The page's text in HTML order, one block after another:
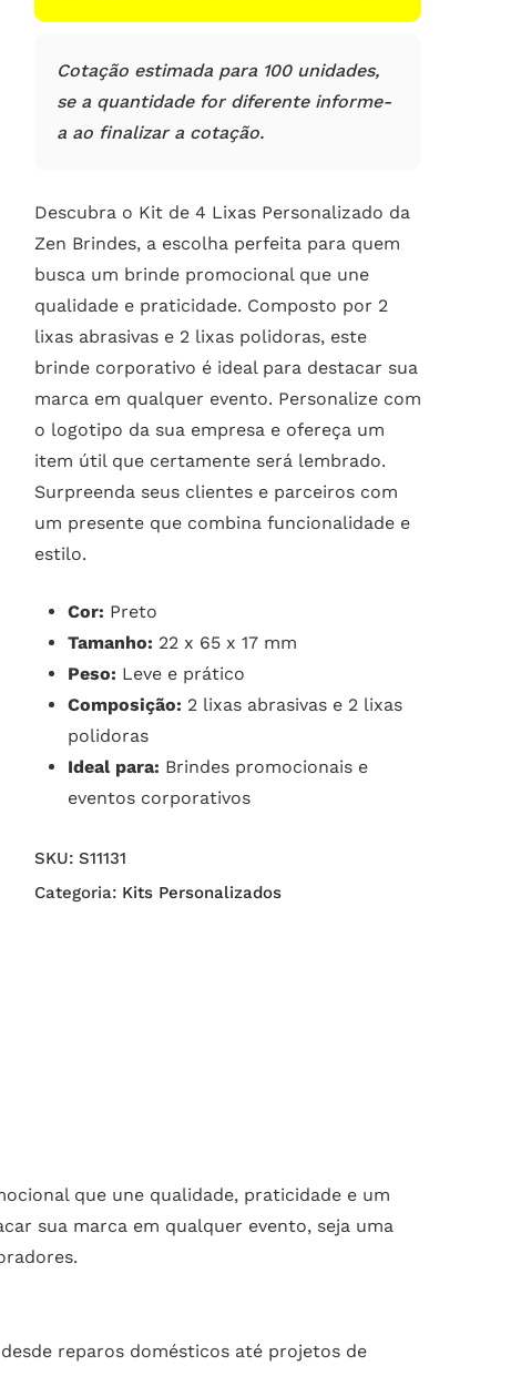
Cotação estimada para 100 unidades,
se a quantidade for diferente informe-
a ao finalizar a cotação.
Descubra o Kit de 4 Lixas Personalizado da
Zen Brindes, a escolha perfeita para quem
busca um brinde promocional que une
qualidade e praticidade. Composto por 2
lixas abrasivas e 2 lixas polidoras, este
brinde corporativo é ideal para destacar sua
marca em qualquer evento. Personalize com
o logotipo da sua empresa e ofereça um
item útil que certamente será lembrado.
Surpreenda seus clientes e parceiros com
um presente que combina funcionalidade e
estilo.
Cor: Preto
Tamanho: 22 x 65 x 17 mm
Peso: Leve e prático
Composição: 2 lixas abrasivas e 2 lixas
polidoras
Ideal para: Brindes promocionais e
eventos corporativos
SKU: S11131
Categoria: Kits Personalizados
que une qualidade, praticidade e um
sua marca em qualquer evento, seja uma
reparos domésticos até projetos de